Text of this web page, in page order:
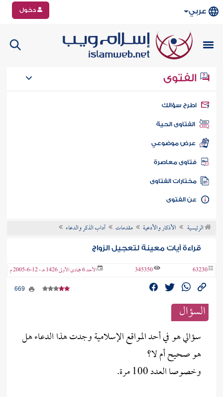
عربي دخول
الفتوى
سؤالك
الفتاوى الحية
عرض موضوعي
فتاوى معاصرة
مختارات الفتاوى
الفتوى
الرئيسية الأذكار والأدعية مقدمات آداب الذكر والدعاء
قراءة آيات معينة لتعجيل الزواج
63230
345350 الأحد 6 جمادى الأولى 1426 هـ - 12-6-2005 م
السؤال
سؤالي هو في أحد المواقع الإسلامية وجدت هذا الدعاء هل
هو صحيح أم لا؟
وخصوصا العدد 100 مرة.